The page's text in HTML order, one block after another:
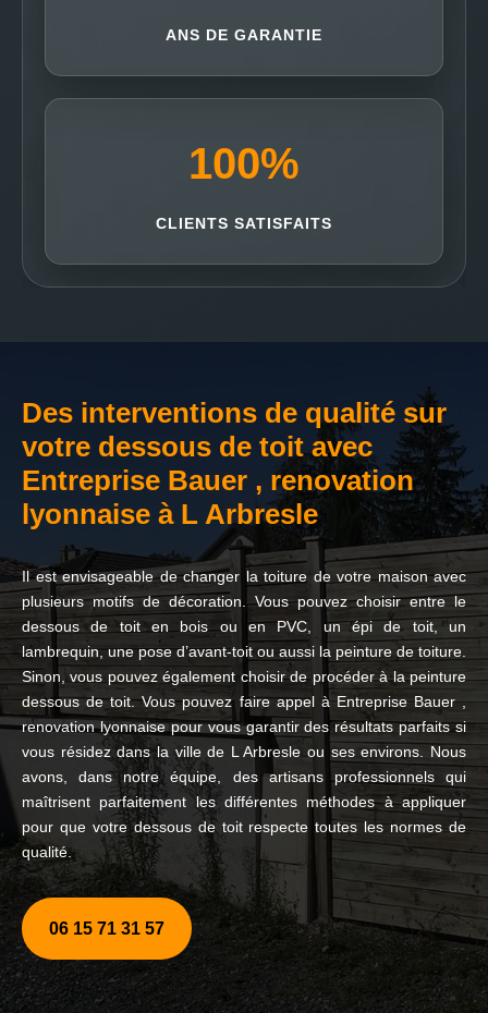
ANS DE GARANTIE
100%
CLIENTS SATISFAITS
Des interventions de qualité sur
votre dessous de toit avec
Entreprise Bauer , renovation
lyonnaise à L Arbresle
Il est envisageable de changer la toiture de votre maison avec
plusieurs motifs de décoration. Vous pouvez choisir entre le
dessous de toit en bois ou en PVC, un épi de toit, un
lambrequin, une pose d’avant-toit ou aussi la peinture de toiture.
Sinon, vous pouvez également choisir de procéder à la peinture
dessous de toit. Vous pouvez faire appel à Entreprise Bauer ,
renovation lyonnaise pour vous garantir des résultats parfaits si
vous résidez dans la ville de L Arbresle ou ses environs. Nous
avons, dans notre équipe, des artisans professionnels qui
maîtrisent parfaitement les différentes méthodes à appliquer
pour que votre dessous de toit respecte toutes les normes de
qualité.
06 15 71 31 57